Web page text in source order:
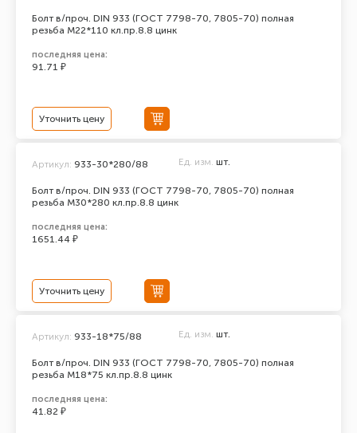
Болт в/проч. DIN 933 (ГОСТ 7798-70, 7805-70) полная
резьба М22*110 кл.пр.8.8 цинк
последняя цена:
91.71 ₽
Уточнить цену
Болт в/проч. DIN 933 (ГОСТ 7798-70, 7805-70) полная
резьба М30*280 кл.пр.8.8 цинк
Артикул: 933-30*280/88 Ед. изм. шт.
последняя цена:
1651.44 ₽
Уточнить цену
Болт в/проч. DIN 933 (ГОСТ 7798-70, 7805-70) полная
резьба М18*75 кл.пр.8.8 цинк
Артикул: 933-18*75/88 Ед. изм. шт.
последняя цена:
41.82 ₽